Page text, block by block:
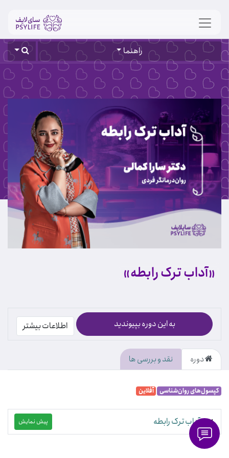
راهنما
«آداب ترک رابطه»
به این دوره بپیوندید اطلاعات بیشتر
دوره نقد و بررسی ها
کپسول‌های روان‌شناسی آفلاین
آداب ترک رابطه پیش نمایش